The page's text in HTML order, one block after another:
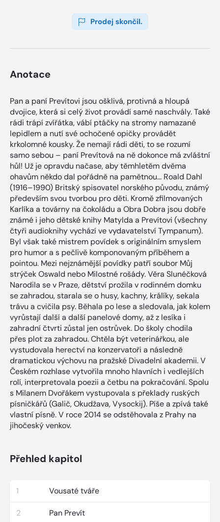
Prodej skončil.
Anotace
Pan a paní Prevítovi jsou ošklivá, protivná a hloupá
dvojice, která si celý život provádí samé naschvály. Také
rádi trápí zvířátka, vábí ptáčky na stromy namazané
lepidlem a nutí své ochočené opičky provádět
krkolomné kousky. Že nemají rádi děti, to se rozumí
samo sebou – paní Prevítová na ně dokonce má zvláštní
hůl! Už je opravdu načase, aby těmhletěm dvěma
ohavům někdo dal pořádně na pamětnou... Roald Dahl
(1916–1990) Britský spisovatel norského původu, známý
především svou tvorbou pro děti. Kromě zfilmovaných
Karlíka a továrny na čokoládu a Obra Dobra jsou dobře
známé i jeho dětské knihy Matylda a Prevítovi (všechny
čtyři audioknihy vychází ve vydavatelství Tympanum).
Byl však také mistrem povídek s originálním smyslem
pro humor a s pečlivě komponovaným příběhem a
pointou. Mezi nejznámější povídky patří soubor Můj
strýček Oswald nebo Milostné rošády. Věra Slunéčková
Narodila se v Praze, dětství prožila v rodinném domku
se zahradou, starala se o husy, kachny, králíky, sekala
trávu a cvičila psy. Běhala po lese a sledovala, jak kolem
vyrůstají další a další panelové domy, až z lesíka i
zahradní čtvrti zůstal jen ostrůvek. Do školy chodila
přes plot za zahradou. Chtěla být veterinářkou, ale
vystudovala herectví na konzervatoři a následně
dramatickou výchovu na pražské Divadelní akademii. V
Českém rozhlase vytvořila mnoho hlavních i vedlejších
rolí, interpretovala poezii a četbu na pokračování. Spolu
s Milanem Dvořákem vystupovala s překlady ruských
písničkářů (Galič, Okudžava, Vysockij). Píše a zpívá také
vlastní písně. V roce 2014 se odstěhovala z Prahy na
jihočeský venkov.
Přehled kapitol
1 Vousaté tváře
2 Pan Prevít